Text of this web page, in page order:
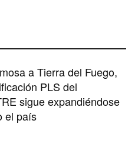
a Tierra del Fuego,
PLS del
sigue expandiéndose
el país